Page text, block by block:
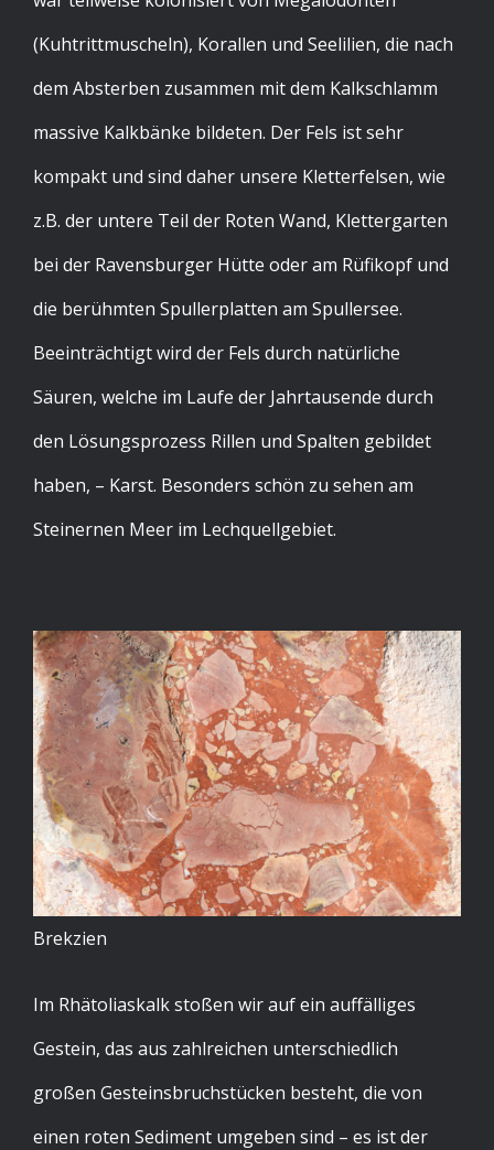
(Kuhtrittmuscheln), Korallen und Seelilien, die nach
dem Absterben zusammen mit dem Kalkschlamm
massive Kalkbänke bildeten. Der Fels ist sehr
kompakt und sind daher unsere Kletterfelsen, wie
z.B. der untere Teil der Roten Wand, Klettergarten
bei der Ravensburger Hütte oder am Rüfikopf und
die berühmten Spullerplatten am Spullersee.
Beeinträchtigt wird der Fels durch natürliche
Säuren, welche im Laufe der Jahrtausende durch
den Lösungsprozess Rillen und Spalten gebildet
haben, – Karst. Besonders schön zu sehen am
Steinernen Meer im Lechquellgebiet.
Brekzien
Im Rhätoliaskalk stoßen wir auf ein auffälliges
Gestein, das aus zahlreichen unterschiedlich
großen Gesteinsbruchstücken besteht, die von
einen roten Sediment umgeben sind – es ist der